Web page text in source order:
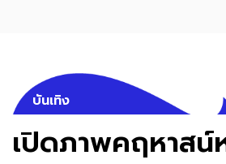
บันเทิง
เปิดภาพคฤหาส